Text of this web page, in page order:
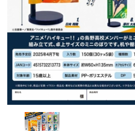
販促用カプセルトイ
よくあるご質問
ご利用ガイド
06-6282-7659